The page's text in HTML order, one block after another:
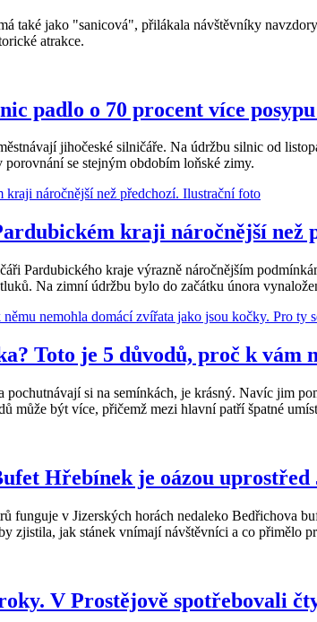
také jako "sanicová", přilákala návštěvníky
atrakce.
padlo o 70 procent více
jihočeské silničáře. Na údržbu silnic od
porovnání se stejným obdobím loňské zimy.
kraji náročnější než
Pardubického kraje výrazně náročnějším
Na zimní údržbu bylo do začátku února
Toto je 5 důvodů, proč k vám
si na semínkách, je krásný. Navíc jim
může být více, přičemž mezi hlavní patří špatné
Hřebínek je oázou uprostřed
funguje v Jizerských horách nedaleko Bedřichova
zjistila, jak stánek vnímají návštěvníci a co přimělo
V Prostějově spotřebovali